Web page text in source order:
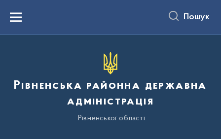
вмістуMenu Пошук
Рівненська районна державна
адміністрація
Рівненської області